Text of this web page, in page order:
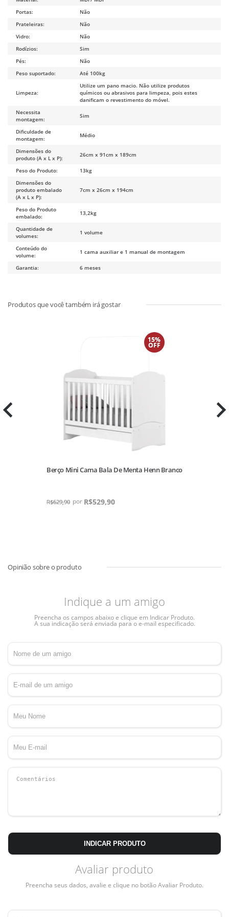
Portas:
Não
Prateleiras:
Não
Vidro:
Não
Rodízios:
Sim
Pés:
Não
Peso suportado:
Até 100kg
Limpeza:
Utilize um pano macio. Não utilize produtos
químicos ou abrasivos para limpeza, pois estes
danificam o revestimento do móvel.
Necessita
montagem:
Sim
Dificuldade de
montagem:
Médio
Dimensões do
produto (A x L x P):
26cm x 91cm x 189cm
Peso do Produto:
13kg
Dimensões do
produto embalado
(A x L x P):
7cm x 26cm x 194cm
Peso do Produto
embalado:
13,2kg
Quantidade de
volumes:
1 volume
Conteúdo do
volume:
1 cama auxiliar e 1 manual de montagem
Garantia: 6 meses
15%
OFF
Berço Mini Cama Bala De Menta Henn Branco
R$629,90 R$529,90
Indique a um amigo
Preencha os campos abaixo e clique em Indicar Produto.
A sua indicação será enviada para o e-mail especificado.
INDICAR PRODUTO
Avaliar produto
Preencha seus dados, avalie e clique no botão Avaliar Produto.